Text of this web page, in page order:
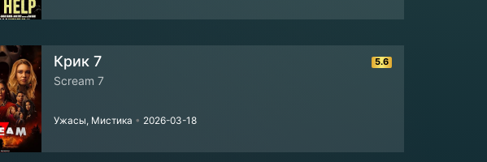
5.6
Крик 7
Scream 7
Ужасы, Мистика • 2026-03-18